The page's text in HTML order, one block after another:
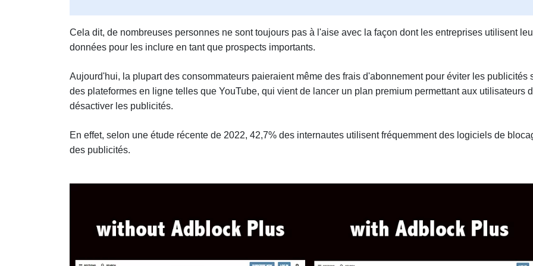
Cela dit, de nombreuses personnes ne sont toujours pas à l'aise avec la façon dont les entreprises utilisent
données pour les inclure en tant que prospects importants.
Aujourd'hui, la plupart des consommateurs paieraient même des frais d'abonnement pour éviter les publicités
des plateformes en ligne telles que YouTube, qui vient de lancer un plan premium permettant aux utilisateurs
désactiver les publicités.
En effet, selon une étude récente de 2022, 42,7% des internautes utilisent fréquemment des logiciels de
des publicités.